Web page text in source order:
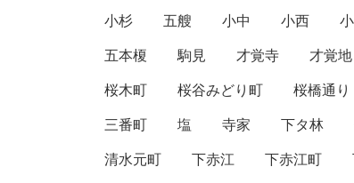
小杉
五艘 小中 小西
五本榎
駒見 才覚寺 才覚地
桜木町
桜谷みどり町 桜橋通り
三番町
塩 寺家 下タ林
清水元町
下赤江 下赤江町